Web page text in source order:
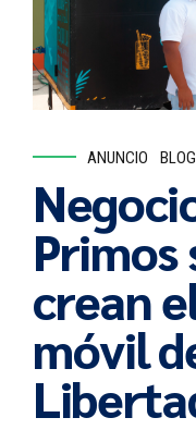
ANUNCIO BLOG
Primos
crean
móvil